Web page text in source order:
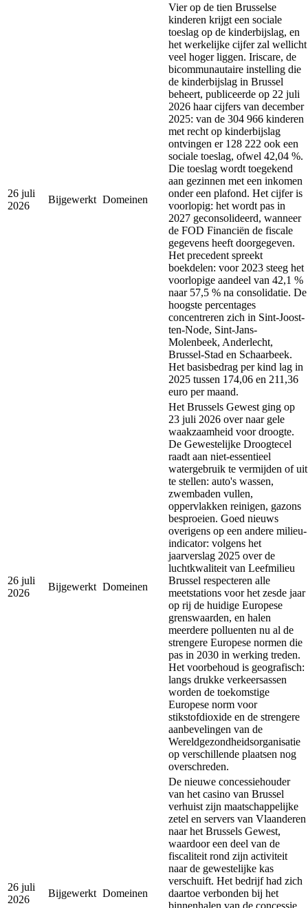
26 juli
2026
Bijgewerkt Domeinen
Vier op de tien Brusselse
kinderen krijgt een sociale
toeslag op de kinderbijslag, en
het werkelijke cijfer zal wellicht
veel hoger liggen. Iriscare, de
bicommunautaire instelling die
de kinderbijslag in Brussel
beheert, publiceerde op 22 juli
2026 haar cijfers van december
2025: van de 304 966 kinderen
met recht op kinderbijslag
ontvingen er 128 222 ook een
sociale toeslag, ofwel 42,04 %.
Die toeslag wordt toegekend
aan gezinnen met een inkomen
onder een plafond. Het cijfer is
voorlopig: het wordt pas in
2027 geconsolideerd, wanneer
de FOD Financiën de fiscale
gegevens heeft doorgegeven.
Het precedent spreekt
boekdelen: voor 2023 steeg het
voorlopige aandeel van 42,1 %
naar 57,5 % na consolidatie. De
hoogste percentages
concentreren zich in Sint-Joost-
ten-Node, Sint-Jans-
Molenbeek, Anderlecht,
Brussel-Stad en Schaarbeek.
Het basisbedrag per kind lag in
2025 tussen 174,06 en 211,36
euro per maand.
26 juli
2026
Bijgewerkt Domeinen
Het Brussels Gewest ging op
23 juli 2026 over naar gele
waakzaamheid voor droogte.
De Gewestelijke Droogtecel
raadt aan niet-essentieel
watergebruik te vermijden of uit
te stellen: auto's wassen,
zwembaden vullen,
oppervlakken reinigen, gazons
besproeien. Goed nieuws
overigens op een andere milieu-
indicator: volgens het
jaarverslag 2025 over de
luchtkwaliteit van Leefmilieu
Brussel respecteren alle
meetstations voor het zesde jaar
op rij de huidige Europese
grenswaarden, en halen
meerdere polluenten nu al de
strengere Europese normen die
pas in 2030 in werking treden.
Het voorbehoud is geografisch:
langs drukke verkeersassen
worden de toekomstige
Europese norm voor
stikstofdioxide en de strengere
aanbevelingen van de
Wereldgezondheidsorganisatie
op verschillende plaatsen nog
overschreden.
26 juli
2026
Bijgewerkt Domeinen
De nieuwe concessiehouder
van het casino van Brussel
verhuist zijn maatschappelijke
zetel en servers van Vlaanderen
naar het Brussels Gewest,
waardoor een deel van de
fiscaliteit rond zijn activiteit
naar de gewestelijke kas
verschuift. Het bedrijf had zich
daartoe verbonden bij het
binnenhalen van de concessie.